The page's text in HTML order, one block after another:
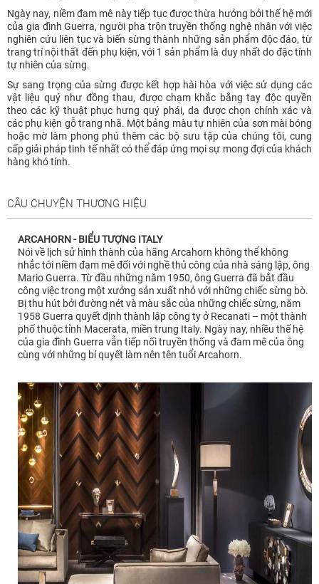
Ngày nay, niềm đam mê này tiếp tục được thừa hưởng bởi thế hệ mới
của gia đình Guerra, người pha trộn truyền thống nghệ nhân với việc
nghiên cứu liên tục và biến sừng thành những sản phẩm độc đáo, từ
trang trí nội thất đến phụ kiện, với 1 sản phẩm là duy nhất do đặc tính
tự nhiên của sừng.
Sự sang trọng của sừng được kết hợp hài hòa với việc sử dụng các
vật liệu quý như đồng thau, được chạm khắc bằng tay độc quyền
theo các kỹ thuật phục hưng quý phái, da được chọn chính xác và
các phụ kiện gỗ trang nhã. Một bảng màu tự nhiên của sơn mài bóng
hoặc mờ làm phong phú thêm các bộ sưu tập của chúng tôi, cung
cấp giải pháp tinh tế nhất có thể đáp ứng mọi sự mong đợi của khách
hàng khó tính.
CÂU CHUYỆN THƯƠNG HIỆU
ARCAHORN - BIỂU TƯỢNG ITALY
Nói về lịch sử hình thành của hãng Arcahorn không thể không
nhắc tới niềm đam mê đối với nghề thủ công của nhà sáng lập, ông
Mario Guerra. Từ đầu những năm 1950, ông Guerra đã bắt đầu
công việc trong một xưởng sản xuất nhỏ với những chiếc sừng bò.
Bị thu hút bởi đường nét và màu sắc của những chiếc sừng, năm
1958 Guerra quyết định thành lập công ty ở Recanati – một thành
phố thuộc tỉnh Macerata, miền trung Italy. Ngày nay, nhiều thế hệ
của gia đình Guerra vẫn tiếp nối truyền thống và đam mê của ông
cùng với những bí quyết làm nên tên tuổi Arcahorn.